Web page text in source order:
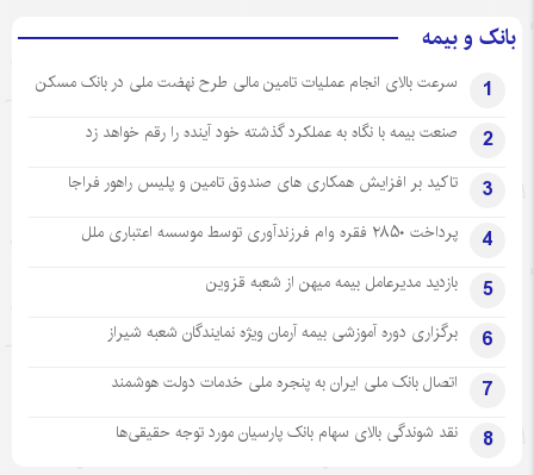
بانک و بیمه
1 سرعت بالای انجام عملیات تامین مالی طرح نهضت ملی در بانک مسکن
2 صنعت بیمه با نگاه به عملکرد گذشته خود آینده را رقم خواهد زد
3 تاکید بر افزایش همکاری های صندوق تامین و پلیس راهور فراجا
4 پرداخت ۲۸۵۰ فقره وام فرزندآوری توسط موسسه اعتباری ملل
5 بازدید مدیرعامل بیمه میهن از شعبه قزوین
6 برگزاری دوره آموزشی بیمه آرمان ویژه نمایندگان شعبه شیراز
7 اتصال بانک ملی ایران به پنجره ملی خدمات دولت هوشمند
8 نقد شوندگی بالای سهام بانک پارسیان مورد توجه حقیقی‌ها